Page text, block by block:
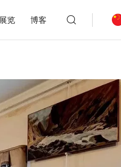
览 博客